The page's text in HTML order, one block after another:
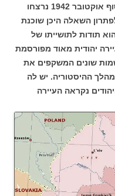
נכבשה בידי הנאצים ביוני 1941 ועד סוף אוקטובר 1942 נרצחו
השאלה היכן שוכנת
תודות לתושייתו של
יהודית מאוד מפורסמת
שונים המשקפים את
ההיסטוריה. יש לה
נקראה העיירה